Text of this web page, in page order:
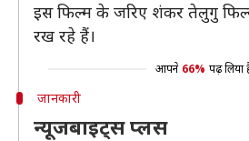
इस फिल्म के जरिए शंकर तेलुगु
रख रहे हैं।
आपने 66% पढ़ लिया
जानकारी
न्यूजबाइट्स प्लस